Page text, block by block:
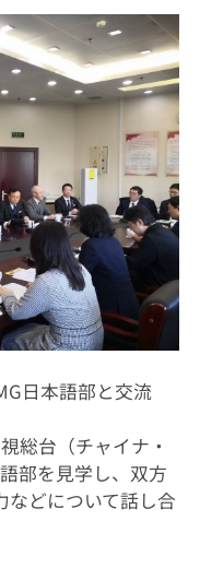
日本語部と交流
総台（チャイナ ・
部を見学し、双方
などについて話し合